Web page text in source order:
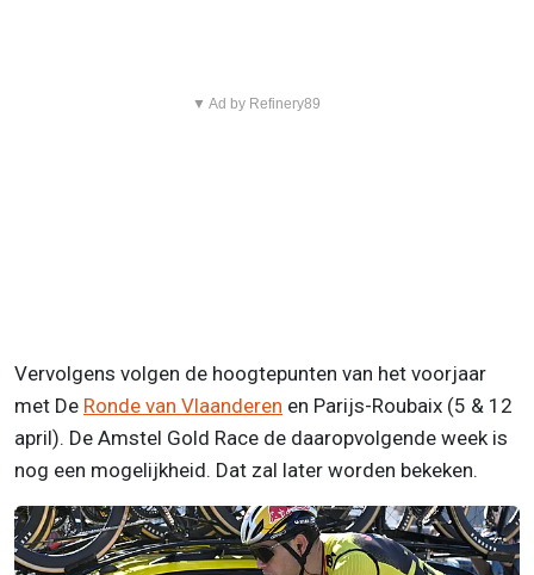
▼ Ad by Refinery89
Vervolgens volgen de hoogtepunten van het voorjaar
met De Ronde van Vlaanderen en Parijs-Roubaix (5 & 12
april). De Amstel Gold Race de daaropvolgende week is
nog een mogelijkheid. Dat zal later worden bekeken.